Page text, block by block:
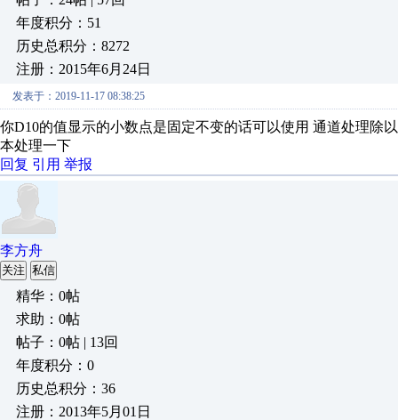
年度积分：51
历史总积分：8272
注册：2015年6月24日
发表于：2019-11-17 08:38:25
你D10的值显示的小数点是固定不变的话可以使用 通道处理除
本处理一下
回复 引用 举报
李方舟
关注 私信
精华：0帖
求助：0帖
帖子：0帖 | 13回
年度积分：0
历史总积分：36
注册：2013年5月01日